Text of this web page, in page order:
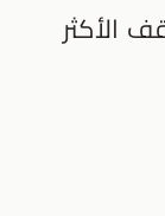
الأكثر